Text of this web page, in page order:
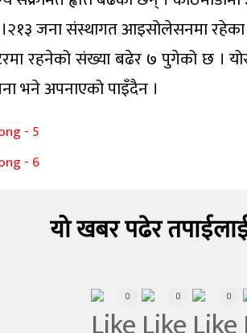
जना संस्थागत आइसोलेसनमा
रहनेको संख्या बढेर ७ पुगेको छ ।
भने अपनाएको पाइँदैन ।
यो खबर पढेर
0 0 0